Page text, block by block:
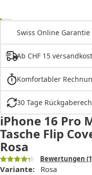
Swiss Online Garantie
Ab CHF 15
Komfortabler
30 Tage
iPhone 16 Pro
Tasche Flip
Rosa
Bewertungen
Variante: Rosa